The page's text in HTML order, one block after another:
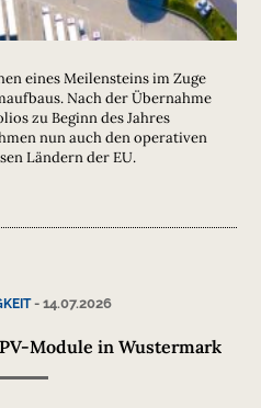
eines Meilensteins im Zuge
Nach der Übernahme
zu Beginn des Jahres
nun auch den operativen
Ländern der EU.
- 14.07.2026
Module in Wustermark